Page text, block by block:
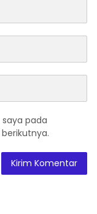
pada